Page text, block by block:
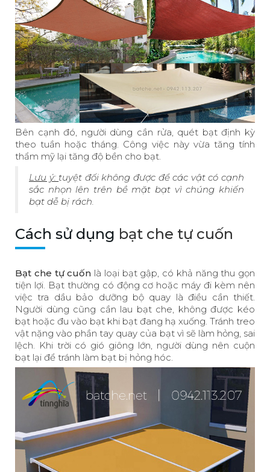
Bên cạnh đó, người dùng cần rửa, quét bạt định kỳ
theo tuần hoặc tháng. Công việc này vừa tăng tính
thẩm mỹ lại tăng độ bền cho bạt.
Lưu ý: tuyệt đối không được để các vật có cạnh
sắc nhọn lên trên bề mặt bạt vì chúng khiến
bạt dễ bị rách.
Cách sử dụng bạt che tự cuốn
Bạt che tự cuốn là loại bạt gập, có khả năng thu gọn
tiện lợi. Bạt thường có động cơ hoặc máy đi kèm nên
việc tra dầu bảo dưỡng bộ quay là điều cần thiết.
Người dùng cũng cần lau bạt che, không được kéo
bạt hoặc đu vào bạt khi bạt đang hạ xuống. Tránh treo
vật nặng vào phần tay quay của bạt vì sẽ làm hỏng, sai
lệch. Khi trời có gió giông lớn, người dùng nên cuộn
bạt lại để tránh làm bạt bị hỏng hóc.